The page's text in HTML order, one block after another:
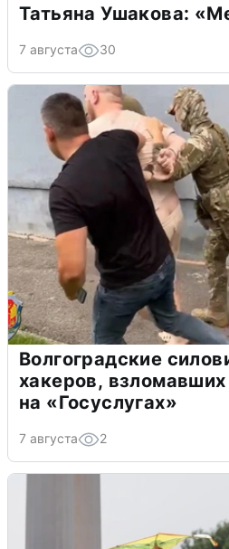
Татьяна Ушакова:
7 августа 30
Волгоградские
хакеров, взломавших
на «Госуслугах»
7 августа 2